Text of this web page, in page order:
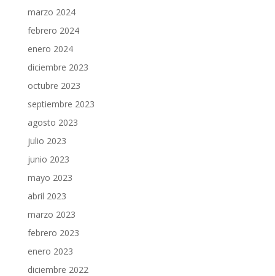
marzo 2024
febrero 2024
enero 2024
diciembre 2023
octubre 2023
septiembre 2023
agosto 2023
julio 2023
junio 2023
mayo 2023
abril 2023
marzo 2023
febrero 2023
enero 2023
diciembre 2022